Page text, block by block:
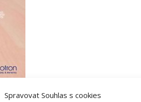
Spravovat Souhlas s cookies